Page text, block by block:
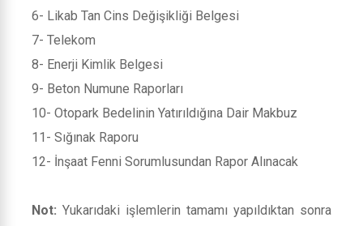
6- Likab Tan Cins Değişikliği Belgesi
7- Telekom
8- Enerji Kimlik Belgesi
9- Beton Numune Raporları
10- Otopark Bedelinin Yatırıldığına Dair Makbuz
11- Sığınak Raporu
12- İnşaat Fenni Sorumlusundan Rapor Alınacak
Not: Yukarıdaki işlemlerin tamamı yapıldıktan sonra